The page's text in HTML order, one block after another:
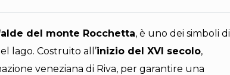
del monte Rocchetta, è uno dei simboli di
lago. Costruito all’inizio del XVI secolo,
veneziana di Riva, per garantire una